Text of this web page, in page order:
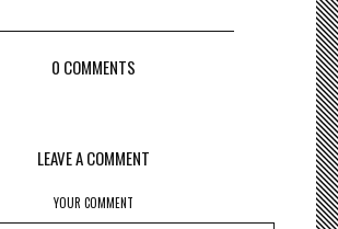
0 COMMENTS
LEAVE A COMMENT
YOUR COMMENT